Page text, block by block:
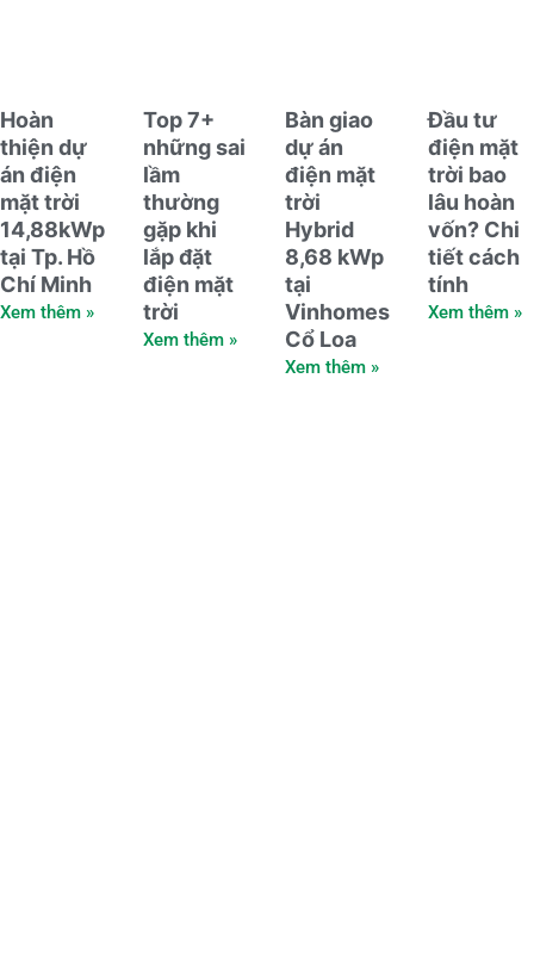
Hoàn
thiện dự
án điện
mặt trời
14,88kWp
tại Tp. Hồ
Chí Minh
Xem thêm »
Top 7+
những sai
lầm
thường
gặp khi
lắp đặt
điện mặt
trời
Xem thêm »
Bàn giao
dự án
điện mặt
trời
Hybrid
8,68 kWp
tại
Vinhomes
Cổ Loa
Xem thêm »
Đầu tư
điện mặt
trời bao
lâu hoàn
vốn? Chi
tiết cách
tính
Xem thêm »